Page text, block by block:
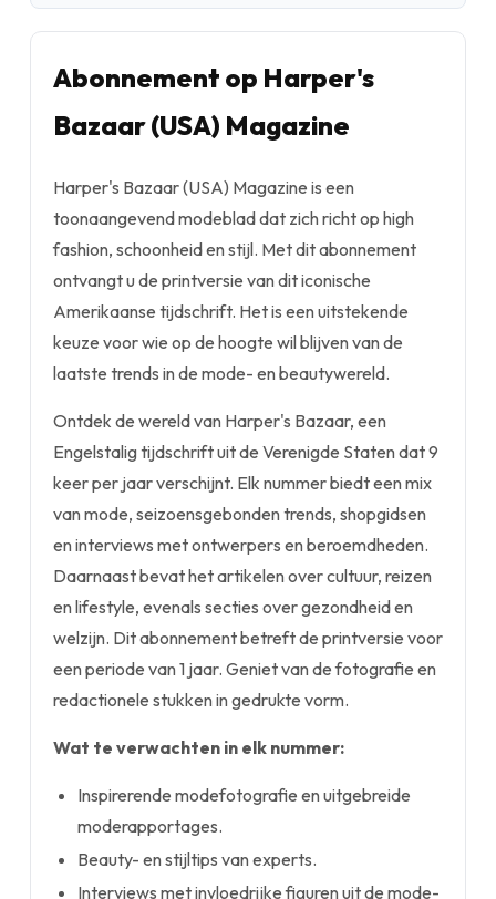
Abonnement op Harper's
Bazaar (USA) Magazine
Harper's Bazaar (USA) Magazine is een
toonaangevend modeblad dat zich richt op high
fashion, schoonheid en stijl. Met dit abonnement
ontvangt u de printversie van dit iconische
Amerikaanse tijdschrift. Het is een uitstekende
keuze voor wie op de hoogte wil blijven van de
laatste trends in de mode- en beautywereld.
Ontdek de wereld van Harper's Bazaar, een
Engelstalig tijdschrift uit de Verenigde Staten dat 9
keer per jaar verschijnt. Elk nummer biedt een mix
van mode, seizoensgebonden trends, shopgidsen
en interviews met ontwerpers en beroemdheden.
Daarnaast bevat het artikelen over cultuur, reizen
en lifestyle, evenals secties over gezondheid en
welzijn. Dit abonnement betreft de printversie voor
een periode van 1 jaar. Geniet van de fotografie en
redactionele stukken in gedrukte vorm.
Wat te verwachten in elk nummer:
Inspirerende modefotografie en uitgebreide
moderapportages.
Beauty- en stijltips van experts.
Interviews met invloedrijke figuren uit de mode-